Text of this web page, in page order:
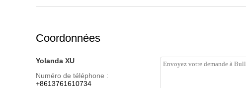
Coordonnées
Yolanda XU
Numéro de téléphone :
+8613761610734